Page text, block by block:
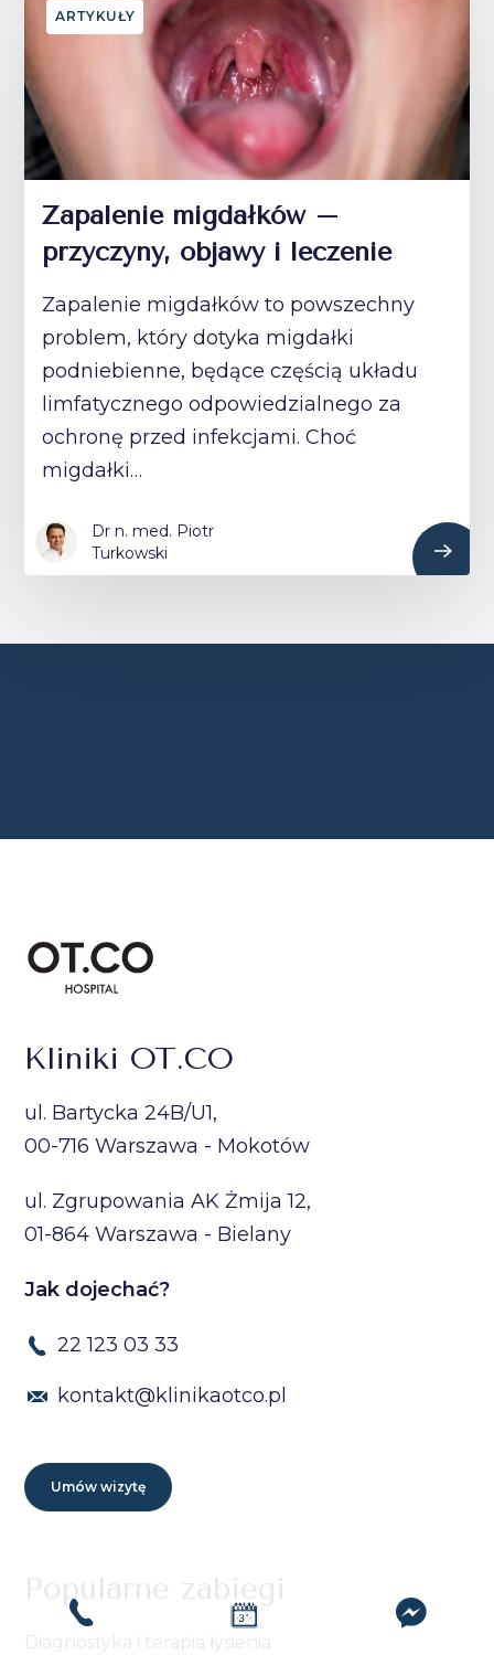
ARTYKUŁY
Zapalenie migdałków –
przyczyny, objawy i leczenie
Zapalenie migdałków to powszechny
problem, który dotyka migdałki
podniebienne, będące częścią układu
limfatycznego odpowiedzialnego za
ochronę przed infekcjami. Choć
migdałki…
Dr n. med. Piotr
Turkowski
Kliniki OT.CO
ul. Bartycka 24B/U1,
00-716 Warszawa - Mokotów
ul. Zgrupowania AK Żmija 12,
01-864 Warszawa - Bielany
Jak dojechać?
22 123 03 33
kontakt@klinikaotco.pl
Umów wizytę